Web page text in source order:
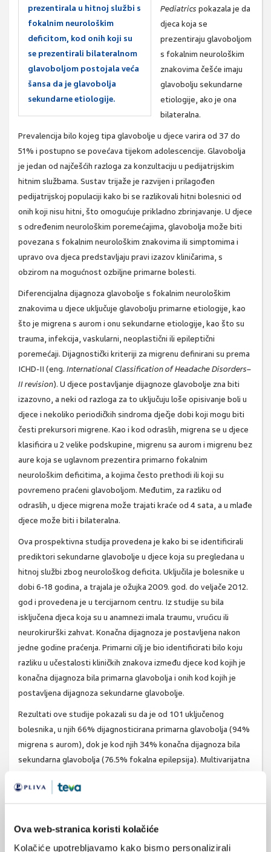
Ova web-stranica koristi kolačiće
Kolačiće upotrebljavamo kako bismo personalizirali
prezentirala u hitnoj službi s
fokalnim neurološkim
deficitom, kod onih koji su
se prezentirali bilateralnom
glavoboljom postojala veća
šansa da je glavobolja
sekundarne etiologije.
Pediatrics pokazala je da
djeca koja se
prezentiraju glavoboljom
s fokalnim neurološkim
znakovima češće imaju
glavobolju sekundarne
etiologije, ako je ona
bilateralna.
Prevalencija bilo kojeg tipa glavobolje u djece varira od 37 do
51% i postupno se povećava tijekom adolescencije. Glavobolja
je jedan od najčešćih razloga za konzultaciju u pedijatrijskim
hitnim službama. Sustav trijaže je razvijen i prilagođen
pedijatrijskoj populaciji kako bi se razlikovali hitni bolesnici od
onih koji nisu hitni, što omogućuje prikladno zbrinjavanje. U djece
s određenim neurološkim poremećajima, glavobolja može biti
povezana s fokalnim neurološkim znakovima ili simptomima i
upravo ova djeca predstavljaju pravi izazov kliničarima, s
obzirom na mogućnost ozbiljne primarne bolesti.
Diferencijalna dijagnoza glavobolje s fokalnim neurološkim
znakovima u djece uključuje glavobolju primarne etiologije, kao
što je migrena s aurom i onu sekundarne etiologije, kao što su
trauma, infekcija, vaskularni, neoplastični ili epileptični
poremećaji. Dijagnostički kriteriji za migrenu definirani su prema
ICHD-II (eng. International Classification of Headache Disorders–
II revision). U djece postavljanje dijagnoze glavobolje zna biti
izazovno, a neki od razloga za to uključuju loše opisivanje boli u
djece i nekoliko periodičkih sindroma dječje dobi koji mogu biti
česti prekursori migrene. Kao i kod odraslih, migrena se u djece
klasificira u 2 velike podskupine, migrenu sa aurom i migrenu bez
aure koja se uglavnom prezentira primarno fokalnim
neurološkim deficitima, a kojima često prethodi ili koji su
povremeno praćeni glavoboljom. Međutim, za razliku od
odraslih, u djece migrena može trajati kraće od 4 sata, a u mlađe
djece može biti i bilateralna.
Ova prospektivna studija provedena je kako bi se identificirali
prediktori sekundarne glavobolje u djece koja su pregledana u
hitnoj službi zbog neurološkog deficita. Uključila je bolesnike u
dobi 6-18 godina, a trajala je ožujka 2009. god. do veljače 2012.
god i provedena je u tercijarnom centru. Iz studije su bila
isključena djeca koja su u anamnezi imala traumu, vrućicu ili
neurokirurški zahvat. Konačna dijagnoza je postavljena nakon
jedne godine praćenja. Primarni cilj je bio identificirati bilo koju
razliku u učestalosti kliničkih znakova između djece kod kojih je
konačna dijagnoza bila primarna glavobolja i onih kod kojih je
postavljena dijagnoza sekundarne glavobolje.
Rezultati ove studije pokazali su da je od 101 uključenog
bolesnika, u njih 66% dijagnosticirana primarna glavobolja (94%
migrena s aurom), dok je kod njih 34% konačna dijagnoza bila
sekundarna glavobolja (76.5% fokalna epilepsija). Multivarijatna
glavobolje imala veću šansu da je njihova glavobolja sekundarne
U zaključku se navodi da je među djecom koja su se prezentirala